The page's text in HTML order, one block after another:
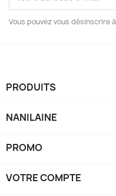
Vous pouvez vous désinscrire
PRODUITS
NANILAINE
PROMO
VOTRE COMPTE